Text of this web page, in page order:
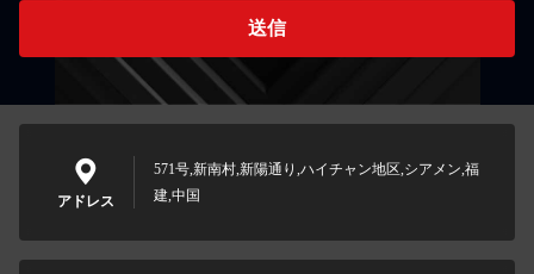
送信
アドレス
571号,新南村,新陽通り,ハイチャン地区,シアメン,福
建,中国